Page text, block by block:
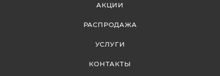
АКЦИИ
РАСПРОДАЖА
УСЛУГИ
КОНТАКТЫ